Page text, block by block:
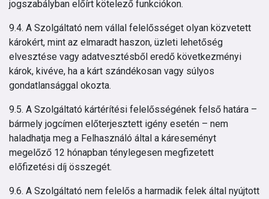
jogszabályban előírt kötelező funkciókon.
9.4. A Szolgáltató nem vállal felelősséget olyan közvetett
károkért, mint az elmaradt haszon, üzleti lehetőség
elvesztése vagy adatvesztésből eredő következményi
károk, kivéve, ha a kárt szándékosan vagy súlyos
gondatlansággal okozta.
9.5. A Szolgáltató kártérítési felelősségének felső határa –
bármely jogcímen előterjesztett igény esetén – nem
haladhatja meg a Felhasználó által a káreseményt
megelőző 12 hónapban ténylegesen megfizetett
előfizetési díj összegét.
9.6. A Szolgáltató nem felelős a harmadik felek által nyújtott